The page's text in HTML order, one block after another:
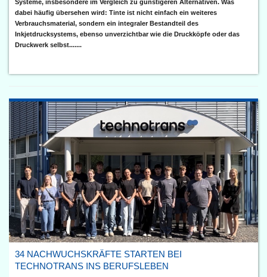
Systeme, insbesondere im Vergleich zu günstigeren Alternativen. Was
dabei häufig übersehen wird: Tinte ist nicht einfach ein weiteres
Verbrauchsmaterial, sondern ein integraler Bestandteil des
Inkjetdrucksystems, ebenso unverzichtbar wie die Druckköpfe oder das
Druckwerk selbst.......
34 NACHWUCHSKRÄFTE STARTEN BEI
TECHNOTRANS INS BERUFSLEBEN